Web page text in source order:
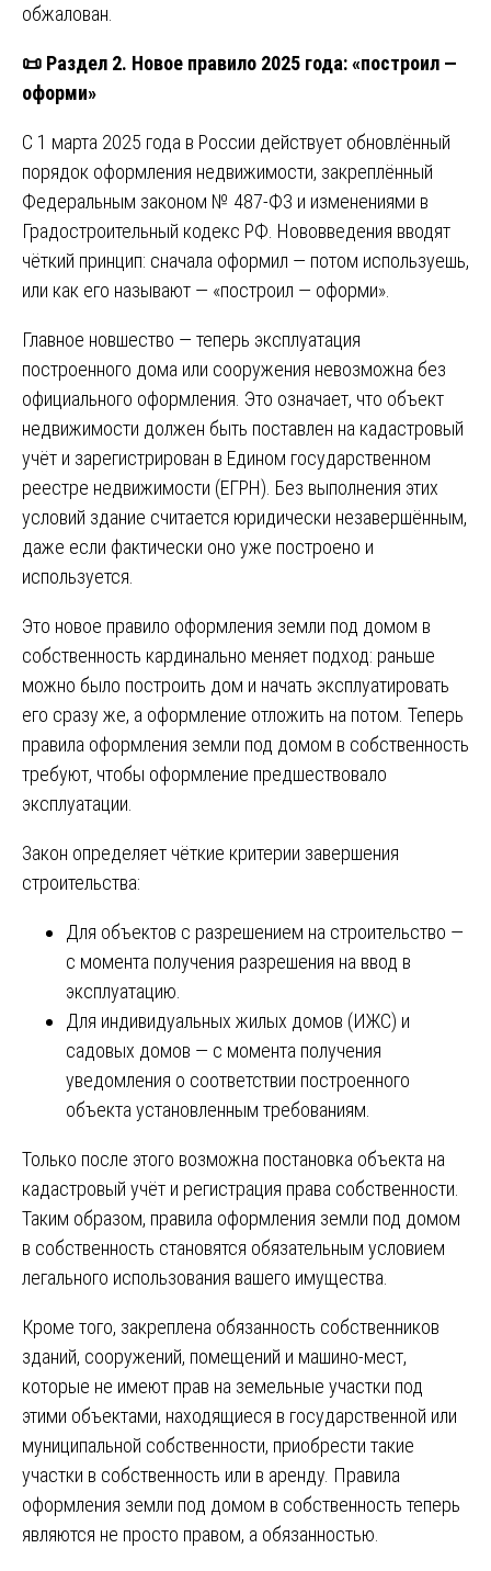
обжалован.
📜 Раздел 2. Новое правило 2025 года: «построил —
оформи»
С 1 марта 2025 года в России действует обновлённый
порядок оформления недвижимости, закреплённый
Федеральным законом № 487-ФЗ и изменениями в
Градостроительный кодекс РФ. Нововведения вводят
чёткий принцип: сначала оформил — потом используешь,
или как его называют — «построил — оформи».
Главное новшество — теперь эксплуатация
построенного дома или сооружения невозможна без
официального оформления. Это означает, что объект
недвижимости должен быть поставлен на кадастровый
учёт и зарегистрирован в Едином государственном
реестре недвижимости (ЕГРН). Без выполнения этих
условий здание считается юридически незавершённым,
даже если фактически оно уже построено и
используется.
Это новое правило оформления земли под домом в
собственность кардинально меняет подход: раньше
можно было построить дом и начать эксплуатировать
его сразу же, а оформление отложить на потом. Теперь
правила оформления земли под домом в собственность
требуют, чтобы оформление предшествовало
эксплуатации.
Закон определяет чёткие критерии завершения
строительства:
Для объектов с разрешением на строительство —
с момента получения разрешения на ввод в
эксплуатацию.
Для индивидуальных жилых домов (ИЖС) и
садовых домов — с момента получения
уведомления о соответствии построенного
объекта установленным требованиям.
Только после этого возможна постановка объекта на
кадастровый учёт и регистрация права собственности.
Таким образом, правила оформления земли под домом
в собственность становятся обязательным условием
легального использования вашего имущества.
Кроме того, закреплена обязанность собственников
зданий, сооружений, помещений и машино-мест,
которые не имеют прав на земельные участки под
этими объектами, находящиеся в государственной или
муниципальной собственности, приобрести такие
участки в собственность или в аренду. Правила
оформления земли под домом в собственность теперь
являются не просто правом, а обязанностью.